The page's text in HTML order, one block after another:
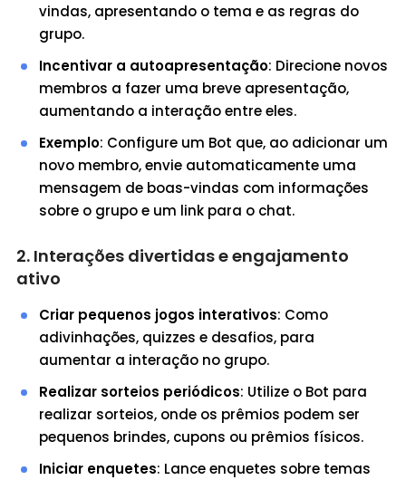
vindas, apresentando o tema e as regras do
grupo.
Incentivar a autoapresentação: Direcione novos
membros a fazer uma breve apresentação,
aumentando a interação entre eles.
Exemplo: Configure um Bot que, ao adicionar um
novo membro, envie automaticamente uma
mensagem de boas-vindas com informações
sobre o grupo e um link para o chat.
2. Interações divertidas e engajamento
ativo
Criar pequenos jogos interativos: Como
adivinhações, quizzes e desafios, para
aumentar a interação no grupo.
Realizar sorteios periódicos: Utilize o Bot para
realizar sorteios, onde os prêmios podem ser
pequenos brindes, cupons ou prêmios físicos.
Iniciar enquetes: Lance enquetes sobre temas